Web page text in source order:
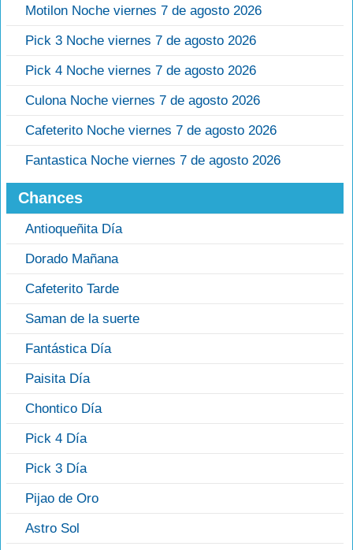
Motilon Noche viernes 7 de agosto 2026
Pick 3 Noche viernes 7 de agosto 2026
Pick 4 Noche viernes 7 de agosto 2026
Culona Noche viernes 7 de agosto 2026
Cafeterito Noche viernes 7 de agosto 2026
Fantastica Noche viernes 7 de agosto 2026
Chances
Antioqueñita Día
Dorado Mañana
Cafeterito Tarde
Saman de la suerte
Fantástica Día
Paisita Día
Chontico Día
Pick 4 Día
Pick 3 Día
Pijao de Oro
Astro Sol